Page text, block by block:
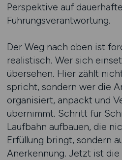
Perspektive auf dauerhafte
Führungsverantwortung.
Der Weg nach oben ist
realistisch. Wer sich
übersehen. Hier zählt
spricht, sondern wer die
organisiert, anpackt und
übernimmt. Schritt für
Laufbahn aufbauen, die
Erfüllung bringt, sondern
Anerkennung. Jetzt ist